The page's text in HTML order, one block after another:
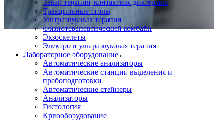
Текар терапия, контактная диатермия
Тракционные столы
Ультразвуковая терапия
Физиотерапевтический комбайн
Экзоскелеты
Электро и ультразвуковая терапия
Лабораторное оборудование
Автоматические анализаторы
Автоматические станции выделения и
пробоподготовки
Автоматические стейнеры
Анализаторы
Гистология
Криооборудование